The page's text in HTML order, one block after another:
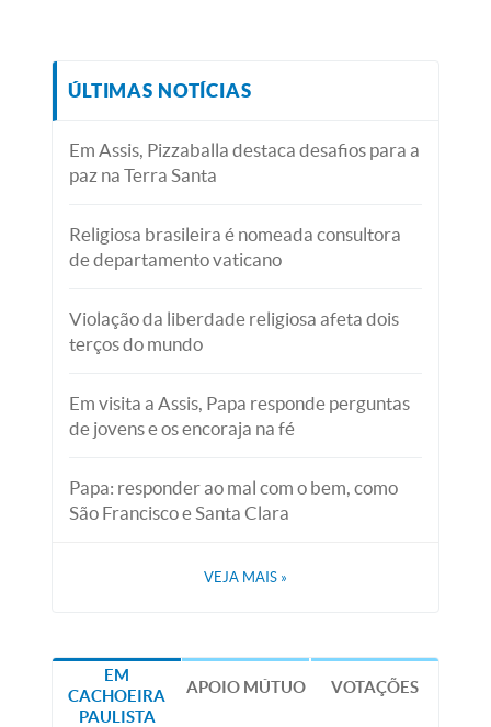
ÚLTIMAS NOTÍCIAS
Em Assis, Pizzaballa destaca desafios para a
paz na Terra Santa
Religiosa brasileira é nomeada consultora
de departamento vaticano
Violação da liberdade religiosa afeta dois
terços do mundo
Em visita a Assis, Papa responde perguntas
de jovens e os encoraja na fé
Papa: responder ao mal com o bem, como
São Francisco e Santa Clara
VEJA MAIS »
EM
CACHOEIRA
PAULISTA
APOIO MÚTUO VOTAÇÕES